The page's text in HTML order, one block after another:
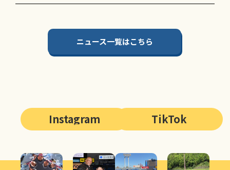
ニュース一覧はこちら
Instagram TikTok